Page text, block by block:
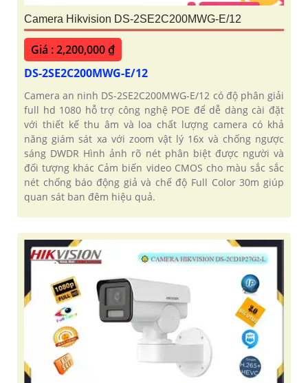
Camera Hikvision DS-2SE2C200MWG-E/12
Giá : 2,200,000 ₫
DS-2SE2C200MWG-E/12
Camera an ninh DS-2SE2C200MWG-E/12 có độ phân giải
full hd 1080 hỗ trợ công nghệ POE để dễ dàng cài đặt
với thiết kế thu âm và loa chất lượng camera có khả
năng giám sát xa với zoom vật lý 16x và chống ngược
sáng DWDR Hình ảnh rõ nét phân biệt được người và
đối tượng khác Cảm biến video CMOS cho màu sắc sắc
nét chống báo động giả và chế độ Full Color 30m giúp
quan sát ban đêm hiệu quả.